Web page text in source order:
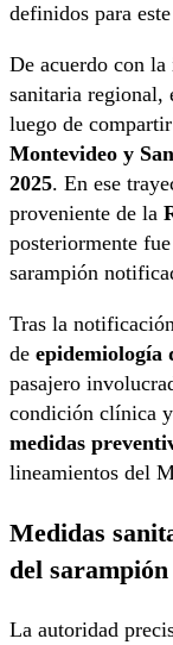
definidos para
De acuerdo con
sanitaria regional,
luego de
Montevideo y
2025. En ese
proveniente de la
posteriormente
sarampión
Tras la
de epidemiología
pasajero
condición clínica y
medidas
lineamientos del
Medidas
del sarampión
La autoridad